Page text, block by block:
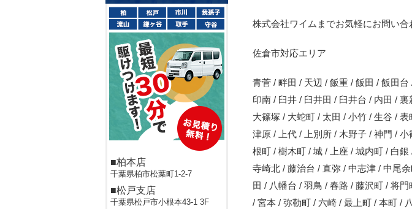
株式会社ワイムまでお気軽にお問い合
佐倉市対応エリア
青菅 / 畔田 / 天辺 / 飯重 / 飯田 / 飯田
印南 / 臼井 / 臼井田 / 臼井台 / 内田 /
大篠塚 / 大蛇町 / 太田 / 小竹 / 生谷 /
津原 / 上代 / 上別所 / 木野子 / 神門 /
根町 / 樹木町 / 城 / 上座 / 城内町 / 白
寺崎北 / 藤治台 / 直弥 / 中志津 / 中尾
田 / 八幡台 / 羽鳥 / 春路 / 藤沢町 / 将
/ 宮本 / 弥勒町 / 六崎 / 最上町 / 本町 /
■柏本店
千葉県柏市松葉町1-2-7
■松戸支店
千葉県松戸市小根本43-1 3F